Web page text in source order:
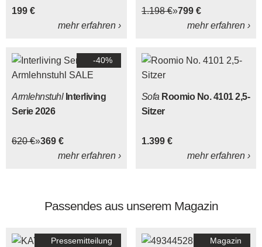
199 €
mehr erfahren ›
1.198 € 799 €
mehr erfahren ›
-40%
Armlehnstuhl Interliving
Serie 2026
620 € 369 €
mehr erfahren ›
Sofa Roomio No. 4101 2,5-
Sitzer
1.399 €
mehr erfahren ›
Passendes aus unserem Magazin
Pressemitteilung Magazin